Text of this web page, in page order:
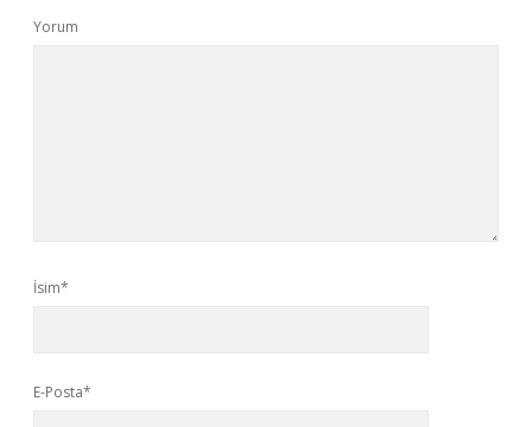
Yorum
İsim*
E-Posta*